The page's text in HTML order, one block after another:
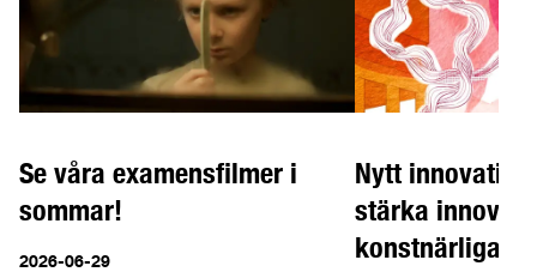
Se våra examensfilmer i
sommar!
2026-06-29
Nytt
stärka
konstnärliga